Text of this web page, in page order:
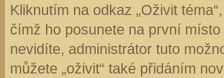
Kliknutím na odkaz „Oživit
čímž ho posunete na první
nevidíte, administrátor tuto
můžete „oživit“ také přidáním